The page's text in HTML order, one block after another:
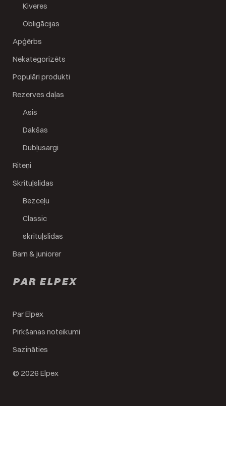
Ķiveres
Obligācijas
Apģērbs
Nekategorizēts
Populāri produkti
Rezerves daļas
Asis
Dakšas
Dubļusargi
Riteņi
Skrituļslidas
Bezceļu
Classic
skrituļslidas
Barn & juniorer
PAR ELPEX
Par Elpex
Pirkšanas noteikumi
Sazināties
© 2026 Elpex